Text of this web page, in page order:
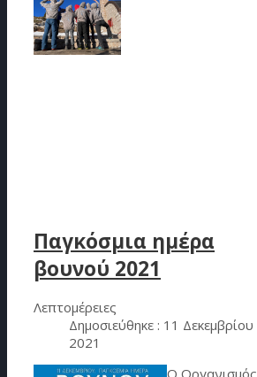
Παγκόσμια ημέρα
βουνού 2021
Λεπτομέρειες
Δημοσιεύθηκε : 11 Δεκεμβρίου
2021